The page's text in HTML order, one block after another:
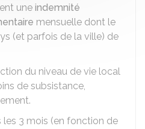
une indemnité
mensuelle dont le
(et parfois de la ville) de
du niveau de vie local
de subsistance,
3 mois (en fonction de